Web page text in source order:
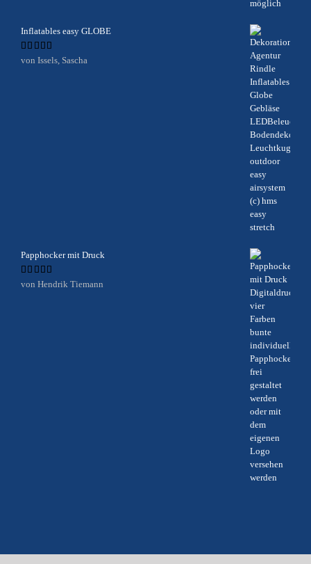
Inflatables easy GLOBE
Bewertet
von Issels, Sascha
Papphocker mit Druck
Bewertet
von Hendrik Tiemann